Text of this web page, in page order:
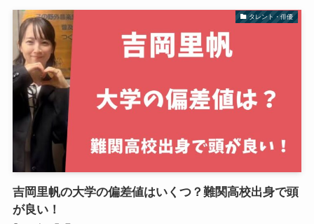
タレント・俳優
吉岡里帆の大学の偏差値はいくつ？難関高校出身で頭
が良い！